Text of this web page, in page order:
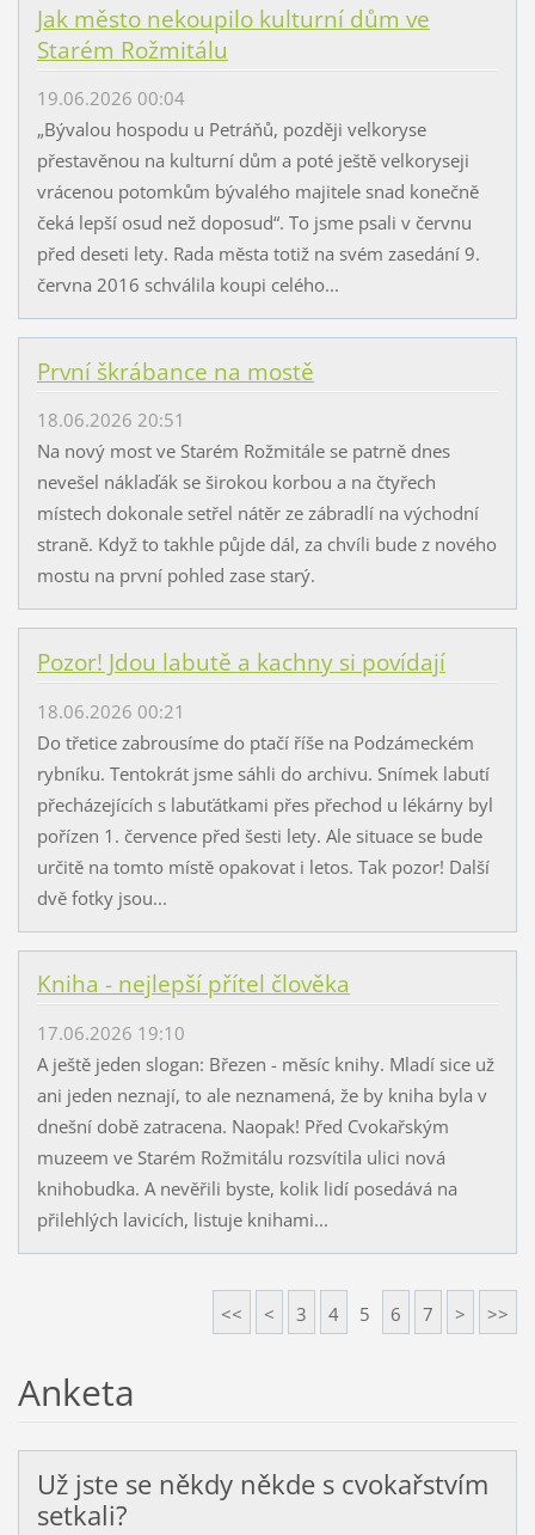
Jak město nekoupilo kulturní dům ve
Starém Rožmitálu
19.06.2026 00:04
„Bývalou hospodu u Petráňů, později velkoryse
přestavěnou na kulturní dům a poté ještě velkoryseji
vrácenou potomkům bývalého majitele snad konečně
čeká lepší osud než doposud“. To jsme psali v červnu
před deseti lety. Rada města totiž na svém zasedání 9.
června 2016 schválila koupi celého...
První škrábance na mostě
18.06.2026 20:51
Na nový most ve Starém Rožmitále se patrně dnes
nevešel náklaďák se širokou korbou a na čtyřech
místech dokonale setřel nátěr ze zábradlí na východní
straně. Když to takhle půjde dál, za chvíli bude z nového
mostu na první pohled zase starý.
Pozor! Jdou labutě a kachny si povídají
18.06.2026 00:21
Do třetice zabrousíme do ptačí říše na Podzámeckém
rybníku. Tentokrát jsme sáhli do archivu. Snímek labutí
přecházejících s labuťátkami přes přechod u lékárny byl
pořízen 1. července před šesti lety. Ale situace se bude
určitě na tomto místě opakovat i letos. Tak pozor! Další
dvě fotky jsou...
Kniha - nejlepší přítel člověka
17.06.2026 19:10
A ještě jeden slogan: Březen - měsíc knihy. Mladí sice už
ani jeden neznají, to ale neznamená, že by kniha byla v
dnešní době zatracena. Naopak! Před Cvokařským
muzeem ve Starém Rožmitálu rozsvítila ulici nová
knihobudka. A nevěřili byste, kolik lidí posedává na
přilehlých lavicích, listuje knihami...
<< < 3 4 5 6 7 > >>
Anketa
Už jste se někdy někde s cvokařstvím
setkali?